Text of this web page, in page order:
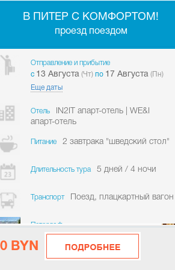
В ПИТЕР С КОМФОРТОМ!
проезд поездом
Отправление и прибытие
c 13 Августа (Чт) по 17 Августа (Пн)
Еще даты
Отель
IN2IT апарт-отель | WE&I
апарт-отель
Питание 2 завтрака "шведский стол"
Длительность тура 5 дней / 4 ночи
Транспорт Поезд, плацкартный вагон
Петергоф
BYN